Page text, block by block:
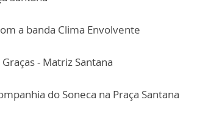
a banda Clima Envolvente
- Matriz Santana
do Soneca na Praça Santana